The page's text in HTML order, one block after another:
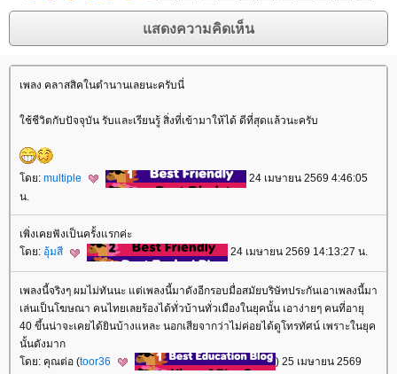
เพลง คลาสสิคในตำนานเลยนะครับนี่
ช้ชีวิตกับปัจจุบัน รับและเรียนรู้ สิ่งที่เข้ามาให้ได้ ดีที่สุดแล้วนะครับ
ดย: multiple
24 เมษายน 2569 4:46:05
น.
เพิ่งเคยฟังเป็นครั้งแรกค่ะ
ดย: อุ้มสี 24 เมษายน 2569 14:13:27 น.
เพลงนี้จริงๆ ผมไม่ทันนะ แต่เพลงนี้มาดังอีกรอบมื่อสมัยบริษัทประกันเอาเพลงนี้มา
เล่นเป็นโฆษณา คนไทยเลยร้องได้ทั่วบ้านทั่วเมืองในยุคนั้น เอาง่ายๆ คนที่อายุ
40 ขึ้นน่าจะเคยได้ยินบ้างแหละ นอกเสียจากว่าไม่ค่อยได้ดูโทรทัศน์ เพราะในยุค
นั้นดังมาก
ดย: คุณต่อ (toor36
) 25 เมษายน 2569